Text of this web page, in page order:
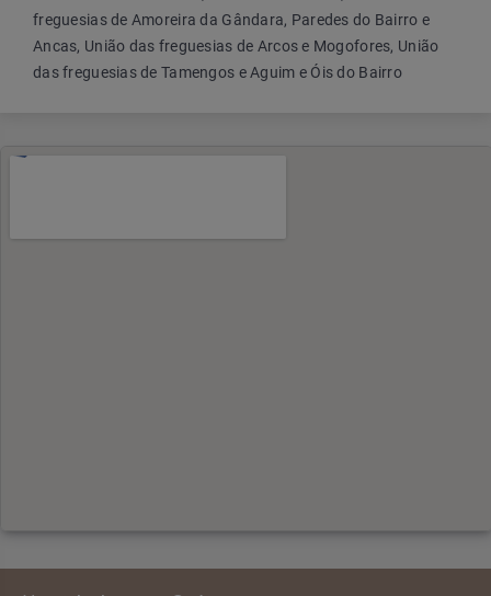
freguesias de Amoreira da Gândara, Paredes do Bairro e
Ancas, União das freguesias de Arcos e Mogofores, União
das freguesias de Tamengos e Aguim e Óis do Bairro